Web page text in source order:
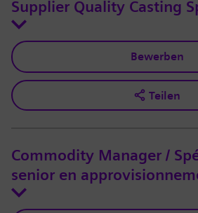
Supplier Quality Casting
Bewerben
Teilen
Commodity Manager /
senior en